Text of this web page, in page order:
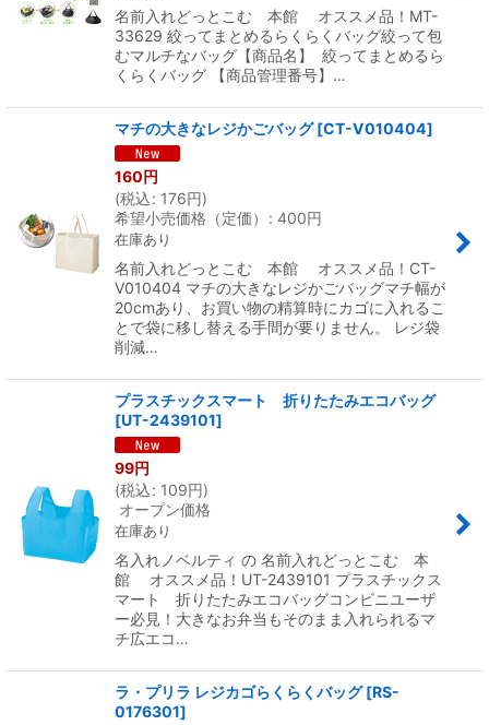
名前入れどっとこむ 本館 オススメ品！MT-
33629 絞ってまとめるらくらくバッグ絞って包
むマルチなバッグ【商品名】 絞ってまとめるら
くらくバッグ 【商品管理番号】…
マチの大きなレジかごバッグ [CT-V010404]
160円
(税込: 176円)
希望小売価格（定価）
: 400円
在庫あり
名前入れどっとこむ 本館 オススメ品！CT-
V010404 マチの大きなレジかごバッグマチ幅が
20cmあり、お買い物の精算時にカゴに入れるこ
とで袋に移し替える手間が要りません。 レジ袋
削減…
プラスチックスマート 折りたたみエコバッグ
[UT-2439101]
99円
(税込: 109円)
オープン価格
在庫あり
名入れノベルティ の 名前入れどっとこむ 本
館 オススメ品！UT-2439101 プラスチックス
マート 折りたたみエコバッグコンビニユーザ
ー必見！大きなお弁当もそのまま入れられるマ
チ広エコ…
ラ・プリラ レジカゴらくらくバッグ [RS-
0176301]